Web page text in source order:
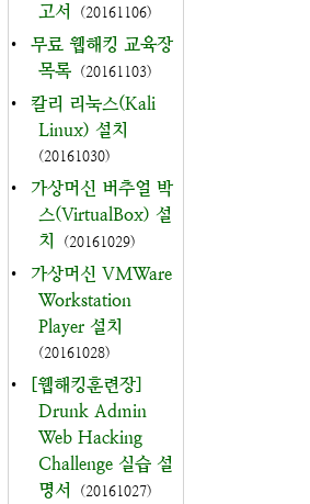
고서
(20161106)
•
무료 웹해킹 교육장
목록 (20161103)
•
칼리 리눅스(Kali
Linux) 설치
(20161030)
•
가상머신 버추얼 박
스(VirtualBox) 설
치
(20161029)
•
가상머신 VMWare
Workstation
Player 설치
(20161028)
•
[웹해킹훈련장]
Drunk Admin
Web Hacking
Challenge 실습 설
명서
(20161027)